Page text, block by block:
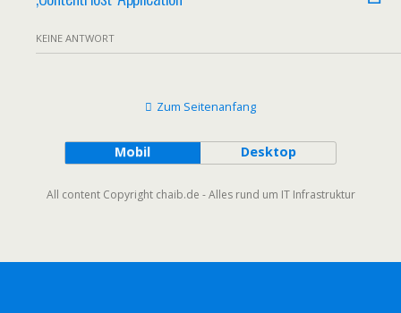
KEINE ANTWORT
Zum Seitenanfang
Mobil Desktop
All content Copyright chaib.de - Alles rund um IT Infrastruktur